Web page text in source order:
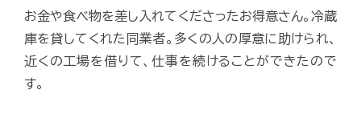
お金や食べ物を差し入れてくださったお得意さん。冷蔵
庫を貸してくれた同業者。多くの人の厚意に助けられ、
近くの工場を借りて、仕事を続けることができたので
す。